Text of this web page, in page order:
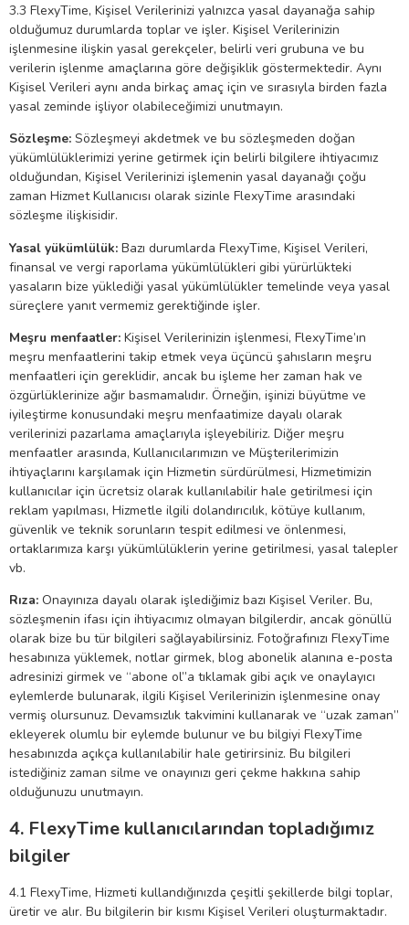
3.3 FlexyTime, Kişisel Verilerinizi yalnızca yasal dayanağa sahip
olduğumuz durumlarda toplar ve işler. Kişisel Verilerinizin
işlenmesine ilişkin yasal gerekçeler, belirli veri grubuna ve bu
verilerin işlenme amaçlarına göre değişiklik göstermektedir. Aynı
Kişisel Verileri aynı anda birkaç amaç için ve sırasıyla birden fazla
yasal zeminde işliyor olabileceğimizi unutmayın.
Sözleşme: Sözleşmeyi akdetmek ve bu sözleşmeden doğan
yükümlülüklerimizi yerine getirmek için belirli bilgilere ihtiyacımız
olduğundan, Kişisel Verilerinizi işlemenin yasal dayanağı çoğu
zaman Hizmet Kullanıcısı olarak sizinle FlexyTime arasındaki
sözleşme ilişkisidir.
Yasal yükümlülük: Bazı durumlarda FlexyTime, Kişisel Verileri,
finansal ve vergi raporlama yükümlülükleri gibi yürürlükteki
yasaların bize yüklediği yasal yükümlülükler temelinde veya yasal
süreçlere yanıt vermemiz gerektiğinde işler.
Meşru menfaatler: Kişisel Verilerinizin işlenmesi, FlexyTime’ın
meşru menfaatlerini takip etmek veya üçüncü şahısların meşru
menfaatleri için gereklidir, ancak bu işleme her zaman hak ve
özgürlüklerinize ağır basmamalıdır. Örneğin, işinizi büyütme ve
iyileştirme konusundaki meşru menfaatimize dayalı olarak
verilerinizi pazarlama amaçlarıyla işleyebiliriz. Diğer meşru
menfaatler arasında, Kullanıcılarımızın ve Müşterilerimizin
ihtiyaçlarını karşılamak için Hizmetin sürdürülmesi, Hizmetimizin
kullanıcılar için ücretsiz olarak kullanılabilir hale getirilmesi için
reklam yapılması, Hizmetle ilgili dolandırıcılık, kötüye kullanım,
güvenlik ve teknik sorunların tespit edilmesi ve önlenmesi,
ortaklarımıza karşı yükümlülüklerin yerine getirilmesi, yasal talepler
vb.
Rıza: Onayınıza dayalı olarak işlediğimiz bazı Kişisel Veriler. Bu,
sözleşmenin ifası için ihtiyacımız olmayan bilgilerdir, ancak gönüllü
olarak bize bu tür bilgileri sağlayabilirsiniz. Fotoğrafınızı FlexyTime
hesabınıza yüklemek, notlar girmek, blog abonelik alanına e-posta
adresinizi girmek ve “abone ol”a tıklamak gibi açık ve onaylayıcı
eylemlerde bulunarak, ilgili Kişisel Verilerinizin işlenmesine onay
vermiş olursunuz. Devamsızlık takvimini kullanarak ve “uzak zaman”
ekleyerek olumlu bir eylemde bulunur ve bu bilgiyi FlexyTime
hesabınızda açıkça kullanılabilir hale getirirsiniz. Bu bilgileri
istediğiniz zaman silme ve onayınızı geri çekme hakkına sahip
olduğunuzu unutmayın.
4. FlexyTime kullanıcılarından topladığımız
bilgiler
4.1 FlexyTime, Hizmeti kullandığınızda çeşitli şekillerde bilgi toplar,
üretir ve alır. Bu bilgilerin bir kısmı Kişisel Verileri oluşturmaktadır.